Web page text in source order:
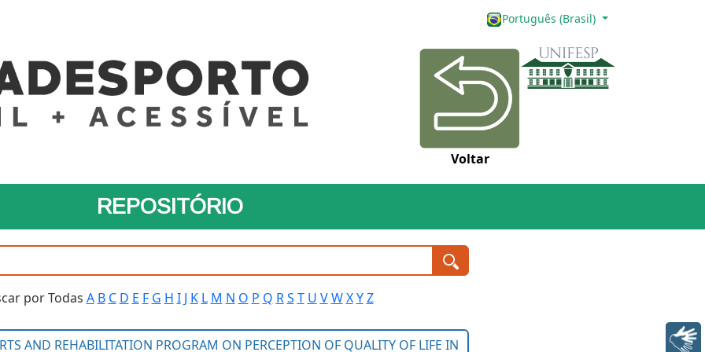
Português (Brasil)
Voltar
REPOSITÓRIO
por Todas A B C D E F G H I J K L M N O P Q R S T U V W X Y Z